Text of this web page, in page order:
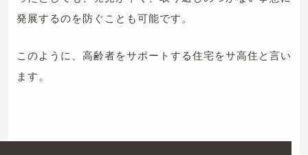
発展するのを防ぐことも可能です。
このように、高齢者をサポートする住宅をサ高住と言い
ます。